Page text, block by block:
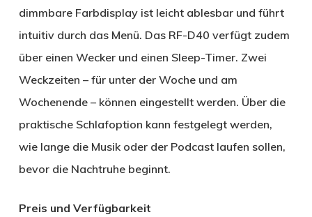
dimmbare Farbdisplay ist leicht ablesbar und führt
intuitiv durch das Menü. Das RF-D40 verfügt zudem
über einen Wecker und einen Sleep-Timer. Zwei
Weckzeiten – für unter der Woche und am
Wochenende – können eingestellt werden. Über die
praktische Schlafoption kann festgelegt werden,
wie lange die Musik oder der Podcast laufen sollen,
bevor die Nachtruhe beginnt.
Preis und Verfügbarkeit